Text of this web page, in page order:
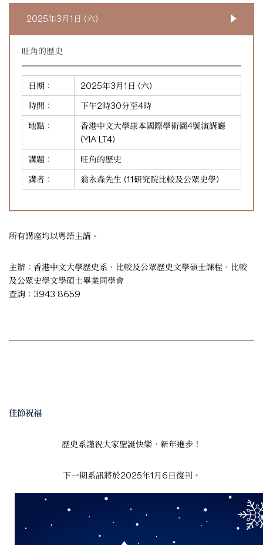
2025年3月1日 (六)
旺角的歷史
日期：
2025年3月1日 (六)
時間：
下午2時30分至4時
地點：
香港中文大學康本國際學術園4號演講廳
(YIA LT4)
講題：
旺角的歷史
講者：
翁永森先生 (11研究院比較及公眾史學)
所有講座均以粵語主講。
主辦：香港中文大學歷史系、比較及公眾歷史文學碩士課程、比較
及公眾史學文學碩士畢業同學會
查詢：3943 8659
佳節祝福
歷史系謹祝大家聖誕快樂，新年進步！
下一期系訊將於2025年1月6日復刊。